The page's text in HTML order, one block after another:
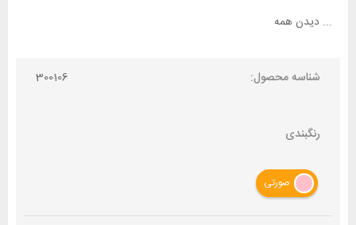
... دیدن همه
شناسه محصول: 300106
رنگبندی
صورتی